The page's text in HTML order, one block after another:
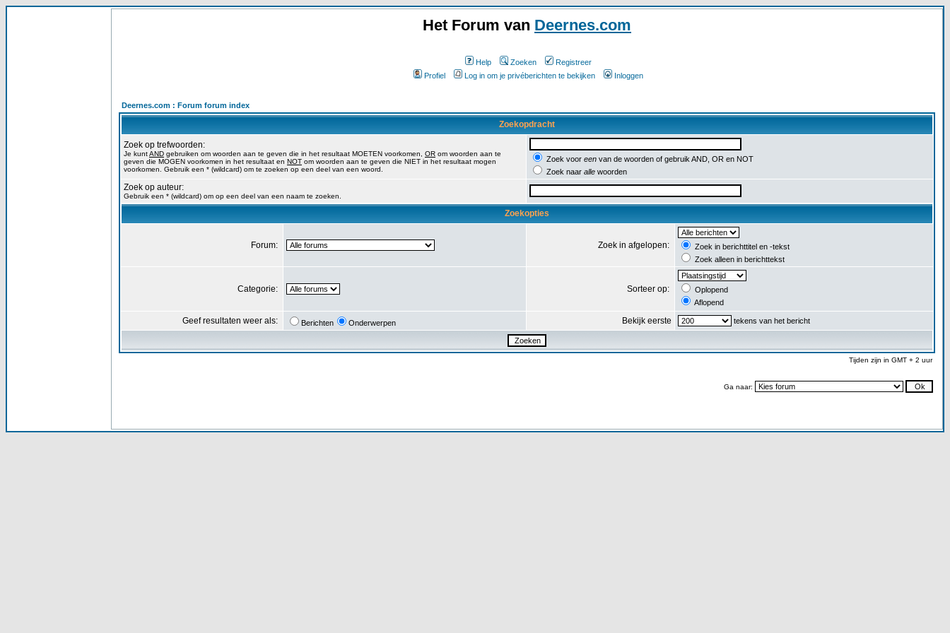
Het Forum van Deernes.com
Help Zoeken
Registreer
Profiel
Log in om je privéberichten te bekijken Inloggen
Deernes.com : Forum forum index
Zoekopdracht
Zoek op trefwoorden:
Je kuntAND gebruiken om woorden aan te geven die in het resultaat MOETEN voorkomen, OR om woorden aan te
geven die MOGEN voorkomen in het resultaat en NOT om woorden aan te geven die NIET in het resultaat mogen
voorkomen. Gebruik een * (wildcard) om te zoeken op een deel van een woord.
Zoek voor een van de woorden of gebruik AND, OR en NOT
Zoek naar alle woorden
Zoek op auteur:
Gebruik een * (wildcard) om op een deel van een naam te zoeken.
Zoekopties
Forum: Zoek in afgelopen:
Zoek in berichttitel en -tekst
Zoek alleen in berichttekst
Categorie: Sorteer op:
Oplopend
Aflopend
Geef resultaten weer als: Berichten Onderwerpen Bekijk eerste tekens van het bericht
Tijden zijn in GMT + 2 uur
Ga naar: